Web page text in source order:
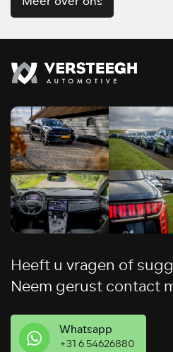
Heeft u vragen of
Neem gerust contact
Whatsapp
+31 6 54626880